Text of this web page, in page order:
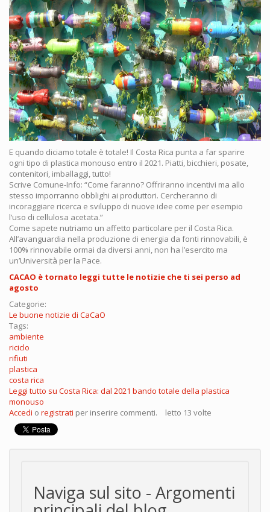
E quando diciamo totale è totale! Il Costa Rica punta a far sparire
ogni tipo di plastica monouso entro il 2021. Piatti, bicchieri, posate,
contenitori, imballaggi, tutto!
Scrive Comune-Info: “Come faranno? Offriranno incentivi ma allo
stesso imporranno obblighi ai produttori. Cercheranno di
incoraggiare ricerca e sviluppo di nuove idee come per esempio
l’uso di cellulosa acetata.”
Come sapete nutriamo un affetto particolare per il Costa Rica.
All’avanguardia nella produzione di energia da fonti rinnovabili, è
100% rinnovabile ormai da diversi anni, non ha l’esercito ma
un’Università per la Pace.
CACAO è tornato leggi tutte le notizie che ti sei perso ad
agosto
Categorie:
Le buone notizie di CaCaO
Tags:
ambiente
riciclo
rifiuti
plastica
costa rica
Leggi tutto su Costa Rica: dal 2021 bando totale della plastica
monouso
Accedi o registrati per inserire commenti. letto 13 volte
Naviga sul sito - Argomenti